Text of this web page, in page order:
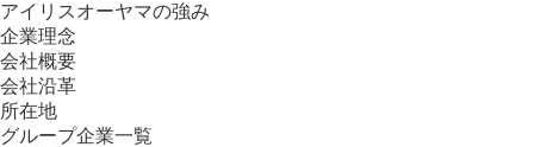
アイリスオーヤマの強み
企業理念
会社概要
会社沿革
所在地
グループ企業一覧